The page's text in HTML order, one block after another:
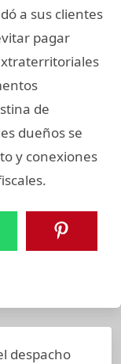
a sus clientes
pagar
de
dueños se
y conexiones
despacho